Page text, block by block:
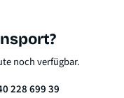
noch verfügbar.
228 699 39